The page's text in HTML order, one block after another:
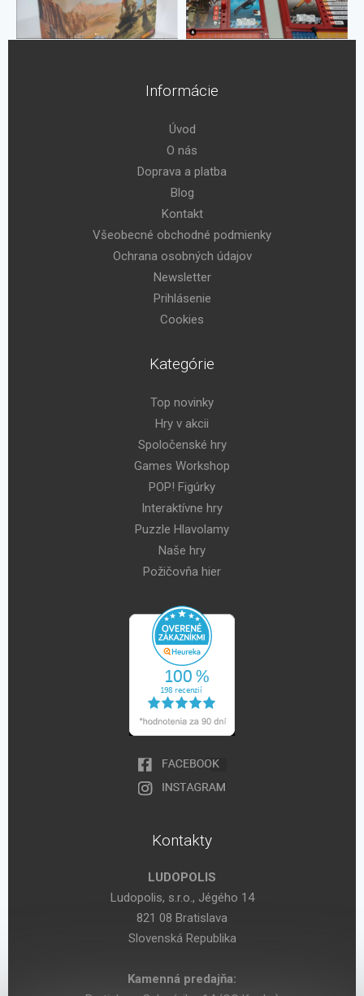
Informácie
Úvod
O nás
Doprava a platba
Blog
Kontakt
Všeobecné obchodné podmienky
Ochrana osobných údajov
Newsletter
Prihlásenie
Cookies
Kategórie
Top novinky
Hry v akcii
Spoločenské hry
Games Workshop
POP! Figúrky
Interaktívne hry
Puzzle Hlavolamy
Naše hry
Požičovňa hier
Kontakty
LUDOPOLIS
Ludopolis, s.r.o., Jégého 14
821 08 Bratislava
Slovenská Republika
Kamenná predajňa: